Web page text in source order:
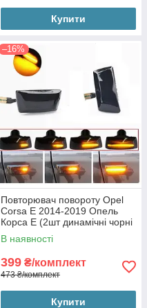
Купити
–16%
Повторювач повороту Opel
Corsa E 2014-2019 Опель
Корса Е (2шт динамічні чорні
ЛЕД)
В наявності
399 ₴/комплект
473 ₴/комплект
Купити